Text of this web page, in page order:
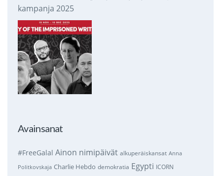
kampanja 2025
Avainsanat
#FreeGalal Ainon nimipäivät alkuperäiskansat Anna
Politkovskaja Charlie Hebdo demokratia Egypti ICORN